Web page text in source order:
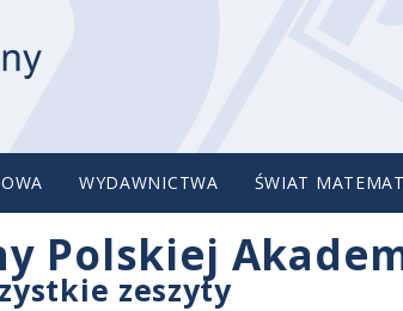
WYDAWNICTWA ŚWIAT
Polskiej
zeszyty